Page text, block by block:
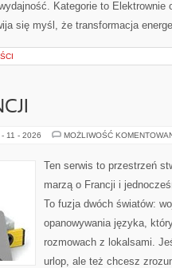
Kategorie to Elektrownie
się myśl, że transformacja
- 11 - 2026 MOŻLIWOŚĆ
Ten serwis to przestrzeń
marzą o Francji i
To fuzja dwóch światów:
opanowywania języka,
rozmowach z lokalsami.
urlop, ale też chcesz